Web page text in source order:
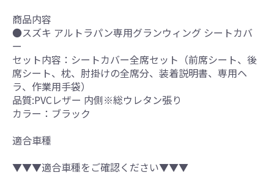
商品内容
●スズキ アルトラパン専用グランウィング シートカバ
ー
セット内容：シートカバー全席セット（前席シート、後
席シート、枕、肘掛けの全席分、装着説明書、専用ヘ
ラ、作業用手袋）
品質:PVCレザー 内側※総ウレタン張り
カラー：ブラック
適合車種
▼▼▼適合車種をご確認ください▼▼▼